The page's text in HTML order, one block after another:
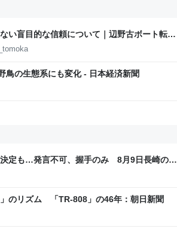
盲目的な信頼について｜辺野古ボート転覆
の生態系にも変化 - 日本経済新聞
定も…発言不可、握手のみ 8月9日長崎の被
のリズム 「TR-808」の46年：朝日新聞